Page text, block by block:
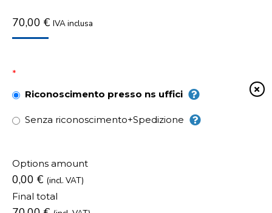
70,00 € IVA inclusa
*
Riconoscimento presso ns uffici
Senza riconoscimento+Spedizione
Options amount
0,00 € (incl. VAT)
Final total